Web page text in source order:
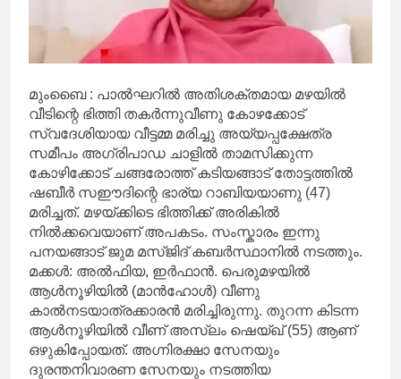
മുംബൈ : പാൽഘറിൽ അതിശക്തമായ മഴയിൽ
വീടിന്റെ ഭിത്തി തകർന്നുവീണു കോഴക്കോട്
സ്വദേശിയായ വീട്ടമ്മ മരിച്ചു അയ്യപ്പക്ഷേത്ര
സമീപം അഗ്രിപാഡ ചാളിൽ താമസിക്കുന്ന
കോഴിക്കോട് ചങ്ങരോത്ത് കടിയങ്ങാട് തോട്ടത്തിൽ
ഷബീർ സഈദിന്റെ ഭാര്യ റാബിയയാണു (47)
മരിച്ചത്. മഴയ്ക്കിടെ ഭിത്തിക്ക് അരികിൽ
നിൽക്കവെയാണ് അപകടം. സംസ്കാരം ഇന്നു
പനയങ്ങാട് ജുമ മസ്ജിദ് കബർസ്ഥാനിൽ നടത്തും.
മക്കൾ: അൽഫിയ, ഇർഫാൻ. പെരുമഴയിൽ
ആൾനൂഴിയിൽ (മാൻഹോൾ) വീണു
കാൽനടയാത്രക്കാരൻ മരിച്ചിരുന്നു. തുറന്ന കിടന്ന
ആൾനൂഴിയിൽ വീണ് അസ്‌ലം ഷെയ്ഖ് (55) ആണ്
ഒഴുകിപ്പോയത്. അഗ്നിരക്ഷാ സേനയും
ദുരന്തനിവാരണ സേനയും നടത്തിയ